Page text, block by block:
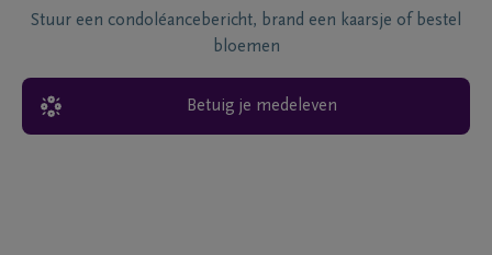
Stuur een condoléancebericht, brand een kaarsje of bestel
bloemen
Betuig je medeleven